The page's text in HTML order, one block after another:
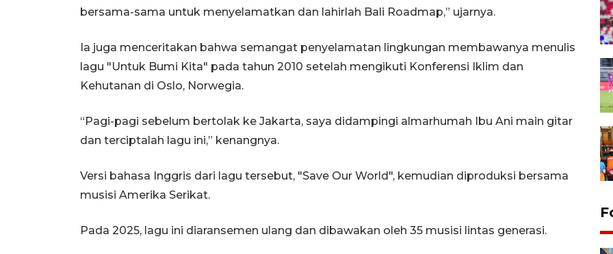
bersama-sama untuk menyelamatkan dan lahirlah Bali Roadmap,” ujarnya.
Ia juga menceritakan bahwa semangat penyelamatan lingkungan membawanya menulis
lagu "Untuk Bumi Kita" pada tahun 2010 setelah mengikuti Konferensi Iklim dan
Kehutanan di Oslo, Norwegia.
“Pagi-pagi sebelum bertolak ke Jakarta, saya didampingi almarhumah Ibu Ani main gitar
dan terciptalah lagu ini,” kenangnya.
Versi bahasa Inggris dari lagu tersebut, "Save Our World", kemudian diproduksi bersama
musisi Amerika Serikat.
Pada 2025, lagu ini diaransemen ulang dan dibawakan oleh 35 musisi lintas generasi.